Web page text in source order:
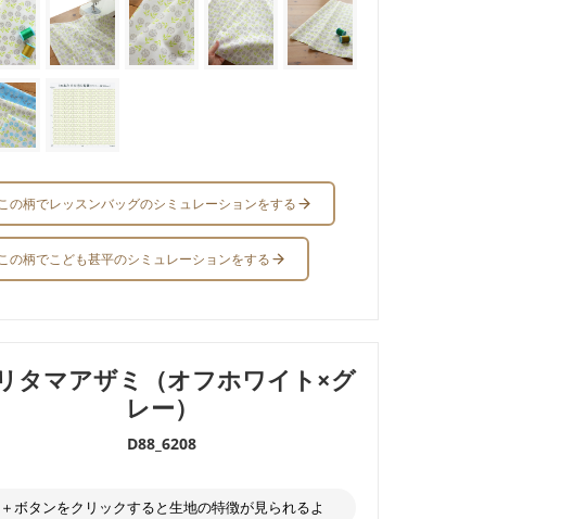
の柄でレッスンバッグのシミュレーションをする
の柄でこども甚平のシミュレーションをする
タマアザミ（オフホワイト×グ
レー）
D88_6208
＋ボタンをクリックすると生地の特徴が見られるよ